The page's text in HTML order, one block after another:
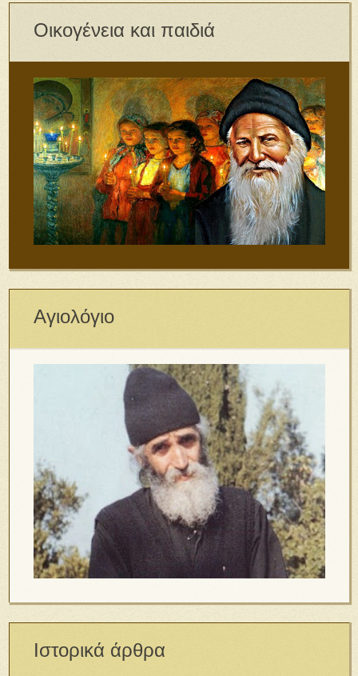
Οικογένεια και παιδιά
Αγιολόγιο
Ιστορικά άρθρα